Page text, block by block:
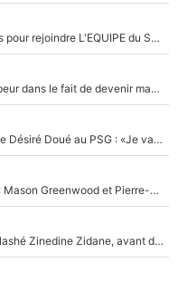
Raymond Domenech a posé ses conditions pour rejoindre L'EQUIPE du Soir : Il refuse de faire l'émission avec un autre chroniqueur !
«C’est l'une des choses qui me fait le plus peur dans le fait de devenir maman» : En couple avec Antoine Dupont, Iris Mittenaere s'inquiète déjà pour ses futurs enfants !
Le transfert de Maghnes Akliouche menace Désiré Doué au PSG : «Je valide à 200%»
«La porte est ouverte pour tout le monde» : Mason Greenwood et Pierre-Emerick Aubameyang ont quitté l'OM, Amine Gouiri balance sur la suite du mercato et sur la réaction du vestiaire !
«Ça pue du c*l» : Quand Yannick Noah a clashé Zinedine Zidane, avant de se faire recadrer par le nouveau sélectionneur de l'équipe de France !